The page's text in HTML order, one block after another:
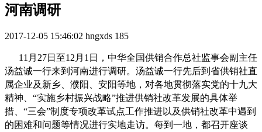
河南调研
2017-12-05 15:46:02 hngxds 185
11月27日至12月1日，中华全国供销合作总社监事会副主任
汤益诚一行来到河南进行调研。汤益诚一行先后到省供销社直
属企业及新乡、濮阳、安阳等地，对各地贯彻落实党的十九大
精神、“实施乡村振兴战略”推进供销社改革发展的具体举
措、“三会”制度专项改革试点工作推进以及供销社改革中遇到
的困难和问题等情况进行实地走访。每到一地，都召开座谈